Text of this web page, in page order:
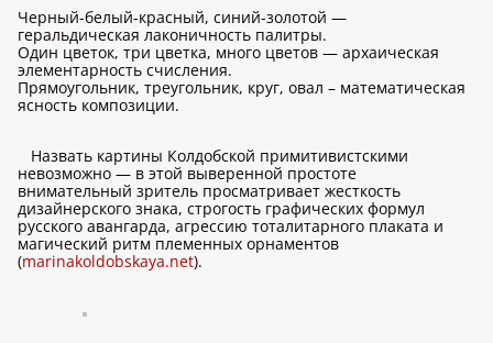
Черный-белый-красный, синий-золотой —
геральдическая лаконичность палитры.
Один цветок, три цветка, много цветов — архаическая
элементарность счисления.
Прямоугольник, треугольник, круг, овал – математическая
ясность композиции.
Назвать картины Колдобской примитивистскими
невозможно — в этой выверенной простоте
внимательный зритель просматривает жесткость
дизайнерского знака, строгость графических формул
русского авангарда, агрессию тоталитарного плаката и
магический ритм племенных орнаментов
(marinakoldobskaya.net).